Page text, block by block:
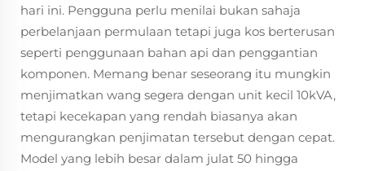
hari ini. Pengguna perlu menilai bukan sahaja
perbelanjaan permulaan tetapi juga kos berterusan
seperti penggunaan bahan api dan penggantian
komponen. Memang benar seseorang itu mungkin
menjimatkan wang segera dengan unit kecil 10kVA,
tetapi kecekapan yang rendah biasanya akan
mengurangkan penjimatan tersebut dengan cepat.
Model yang lebih besar dalam julat 50 hingga